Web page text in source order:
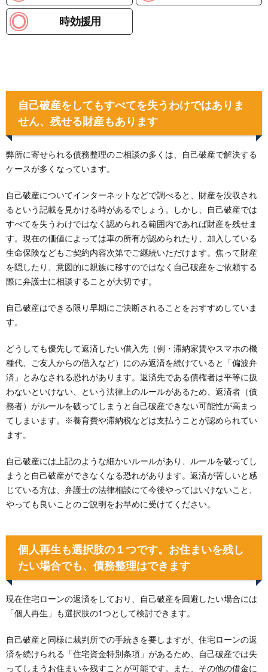
時効援用
自己破産をしてもすべてを失うわけではありま
せん、残せる財産もあります
弊所に寄せられる債務整理のご相談の多くは、自己破産で解決する
ケースが多くなっています。
自己破産についてインターネットなどで調べると、財産を没収され
るという記載を見かける時があるでしょう。しかし、自己破産では
すべてを失うわけではなく認められる範囲内であれば財産を残せま
す。現在の価値によっては車の所有が認められたり、加入している
生命保険などもご契約内容次第でご継続いただけます。焦って財産
を隠したり、意図的に親族に移すのではなく自己破産をご依頼する
際に弁護士に相談することが大切です。
自己破産はできる限り早期にご決断されることをおすすめしていま
す。
どうしても優先して返済したい借入先（例・滞納家賃やスマホの機
種代、ご友人からの借入など）にのみ返済を続けていると「偏波弁
済」とみなされる恐れがあります。返済先である債権者は平等に扱
わないといけない、という法律上のルールがあるため、返済者（債
務者）がルールを破ってしまうと自己破産できない可能性が高まっ
てしまいます。※養育費や滞納税などは支払うことが認められてい
ます。
自己破産には上記のような細かいルールがあり、ルールを破ってし
まうと自己破産ができなくなる恐れがあります。返済が苦しいと感
じている方は、弁護士の法律相談にて今後やってはいけないこと、
やっても良いことのご説明をお早めに受けてください。
個人再生も選択肢の１つです。お住まいを残し
たい場合でも、債務整理はできます
現在住宅ローンの返済をしており、自己破産を回避したい場合には
「個人再生」も選択肢の1つとして検討できます。
自己破産と同様に裁判所での手続きを要しますが、住宅ローンの返
済を続けられる「住宅資金特別条項」があるため、自己破産では失
ってしまうお住まいを残すことが可能です。また、その他の借金に